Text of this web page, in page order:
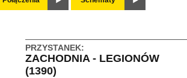
PRZYSTANEK:
ZACHODNIA - LEGIONÓW
(1390)